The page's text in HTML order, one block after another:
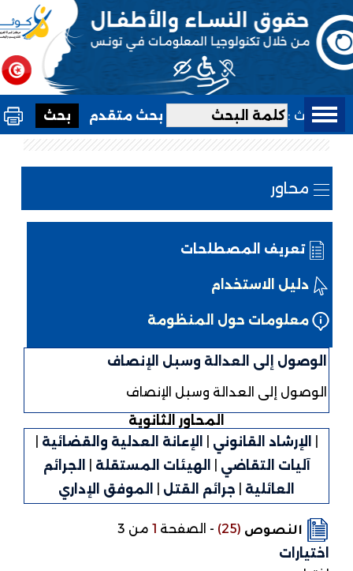
بحث : بحث متقدم
محاور
تعريف المصطلحات
دليل الاستخدام
معلومات حول المنظومة
الوصول إلى العدالة وسبل الإنصاف
الوصول إلى العدالة وسبل الإنصاف
المحاور الثانوية
الإرشاد القانوني| الإعانة العدلية والقضائية |
آليات التقاضي | الهيئات المستقلة | الجرائم
العائلية | جرائم القتل | الموفق الإداري
النصوص (25)
-الصفحة1من 3
اختيارات